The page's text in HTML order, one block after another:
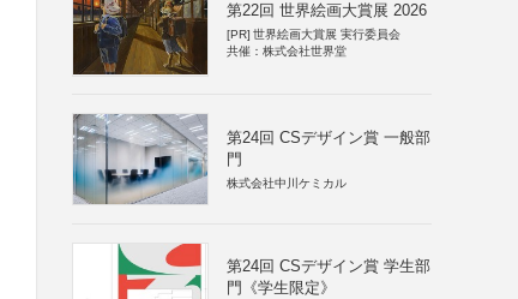
第22回 世界絵画大賞展 2026
[PR] 世界絵画大賞展 実行委員会
共催：株式会社世界堂
第24回 CSデザイン賞 一般部
門
株式会社中川ケミカル
第24回 CSデザイン賞 学生部
門《学生限定》